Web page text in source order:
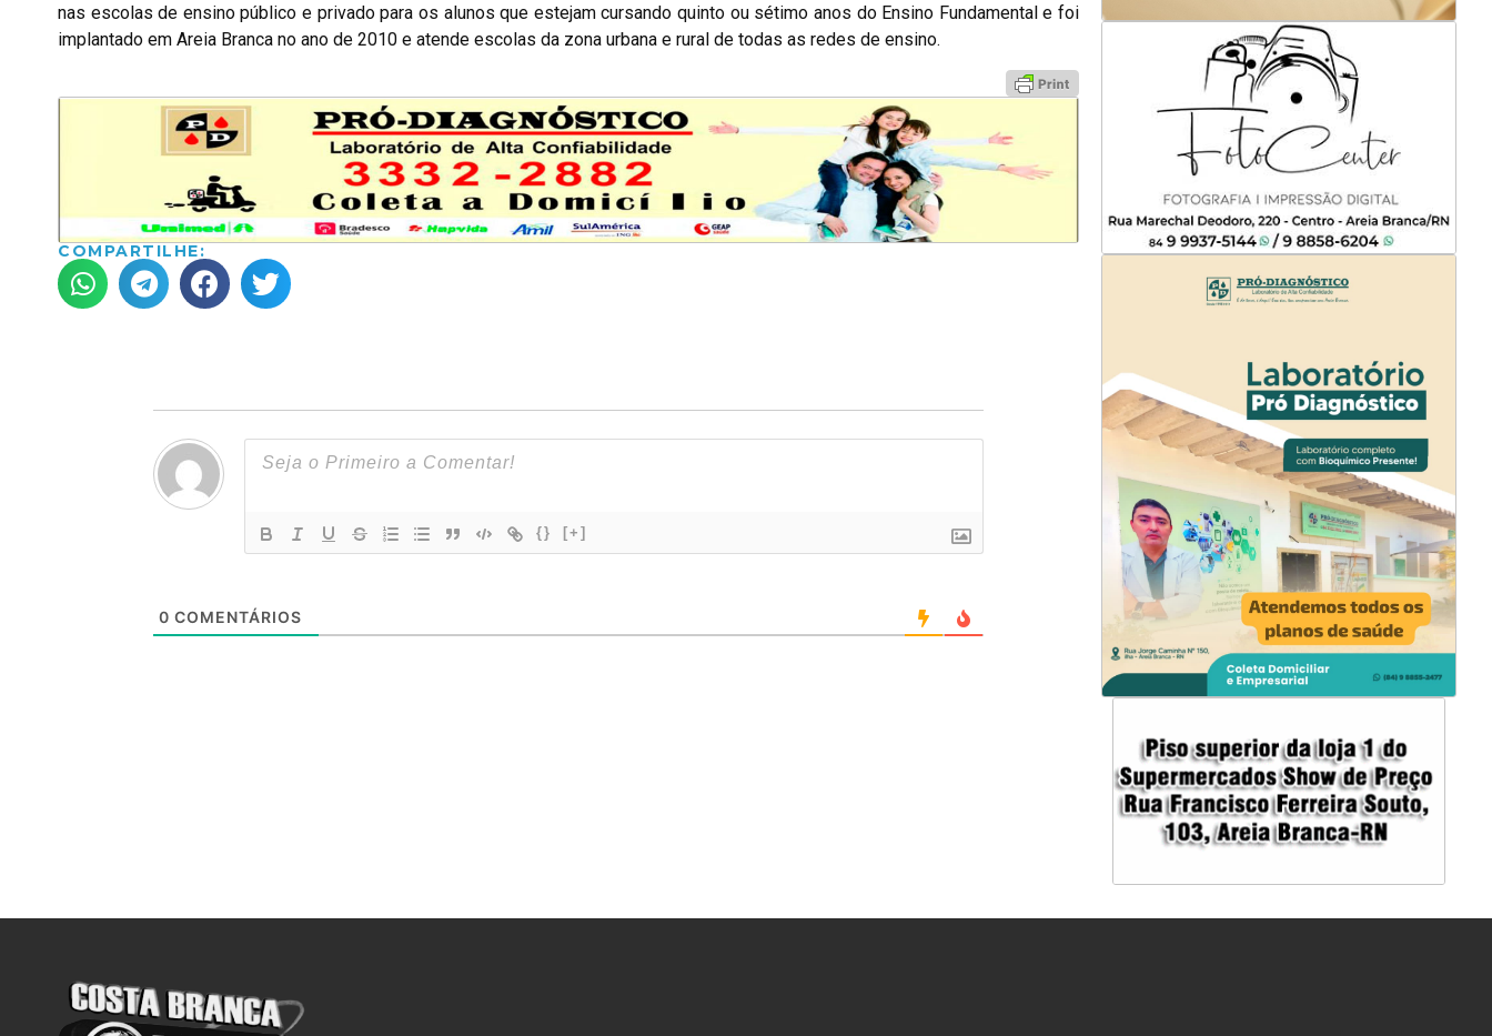
nas escolas de ensino público e privado para os alunos que estejam cursando quinto ou sétimo anos do Ensino Fundamental e foi
implantado em Areia Branca no ano de 2010 e atende escolas da zona urbana e rural de todas as redes de ensino.
COMPARTILHE:
{} [+]
0 COMENTÁRIOS